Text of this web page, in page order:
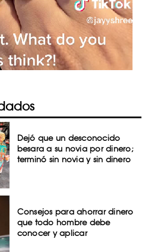
Dejó que un desconocido
besara a su novia por dinero;
terminó sin novia y sin dinero
Consejos para ahorrar dinero
que todo hombre debe
conocer y aplicar